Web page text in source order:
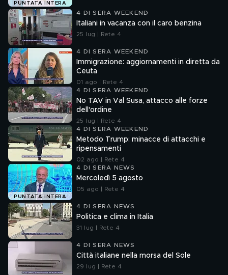
PUNTATA INTERA
4 DI SERA WEEKEND
Italiani in vacanza con il caro benzina
25 lug | Rete 4
4 DI SERA WEEKEND
Immigrazione: aggiornamenti in diretta da
Ceuta
01 ago | Rete 4
4 DI SERA WEEKEND
No TAV in Val Susa, attacco alle forze
dell'ordine
25 lug | Rete 4
4 DI SERA WEEKEND
Metodo Trump: minacce di attacchi e
ripensamenti
02 ago | Rete 4
PUNTATA INTERA
4 DI SERA NEWS
Mercoledì 5 agosto
05 ago | Rete 4
4 DI SERA NEWS
Politica e clima in Italia
31 lug | Rete 4
4 DI SERA NEWS
Città italiane nella morsa del Sole
29 lug | Rete 4